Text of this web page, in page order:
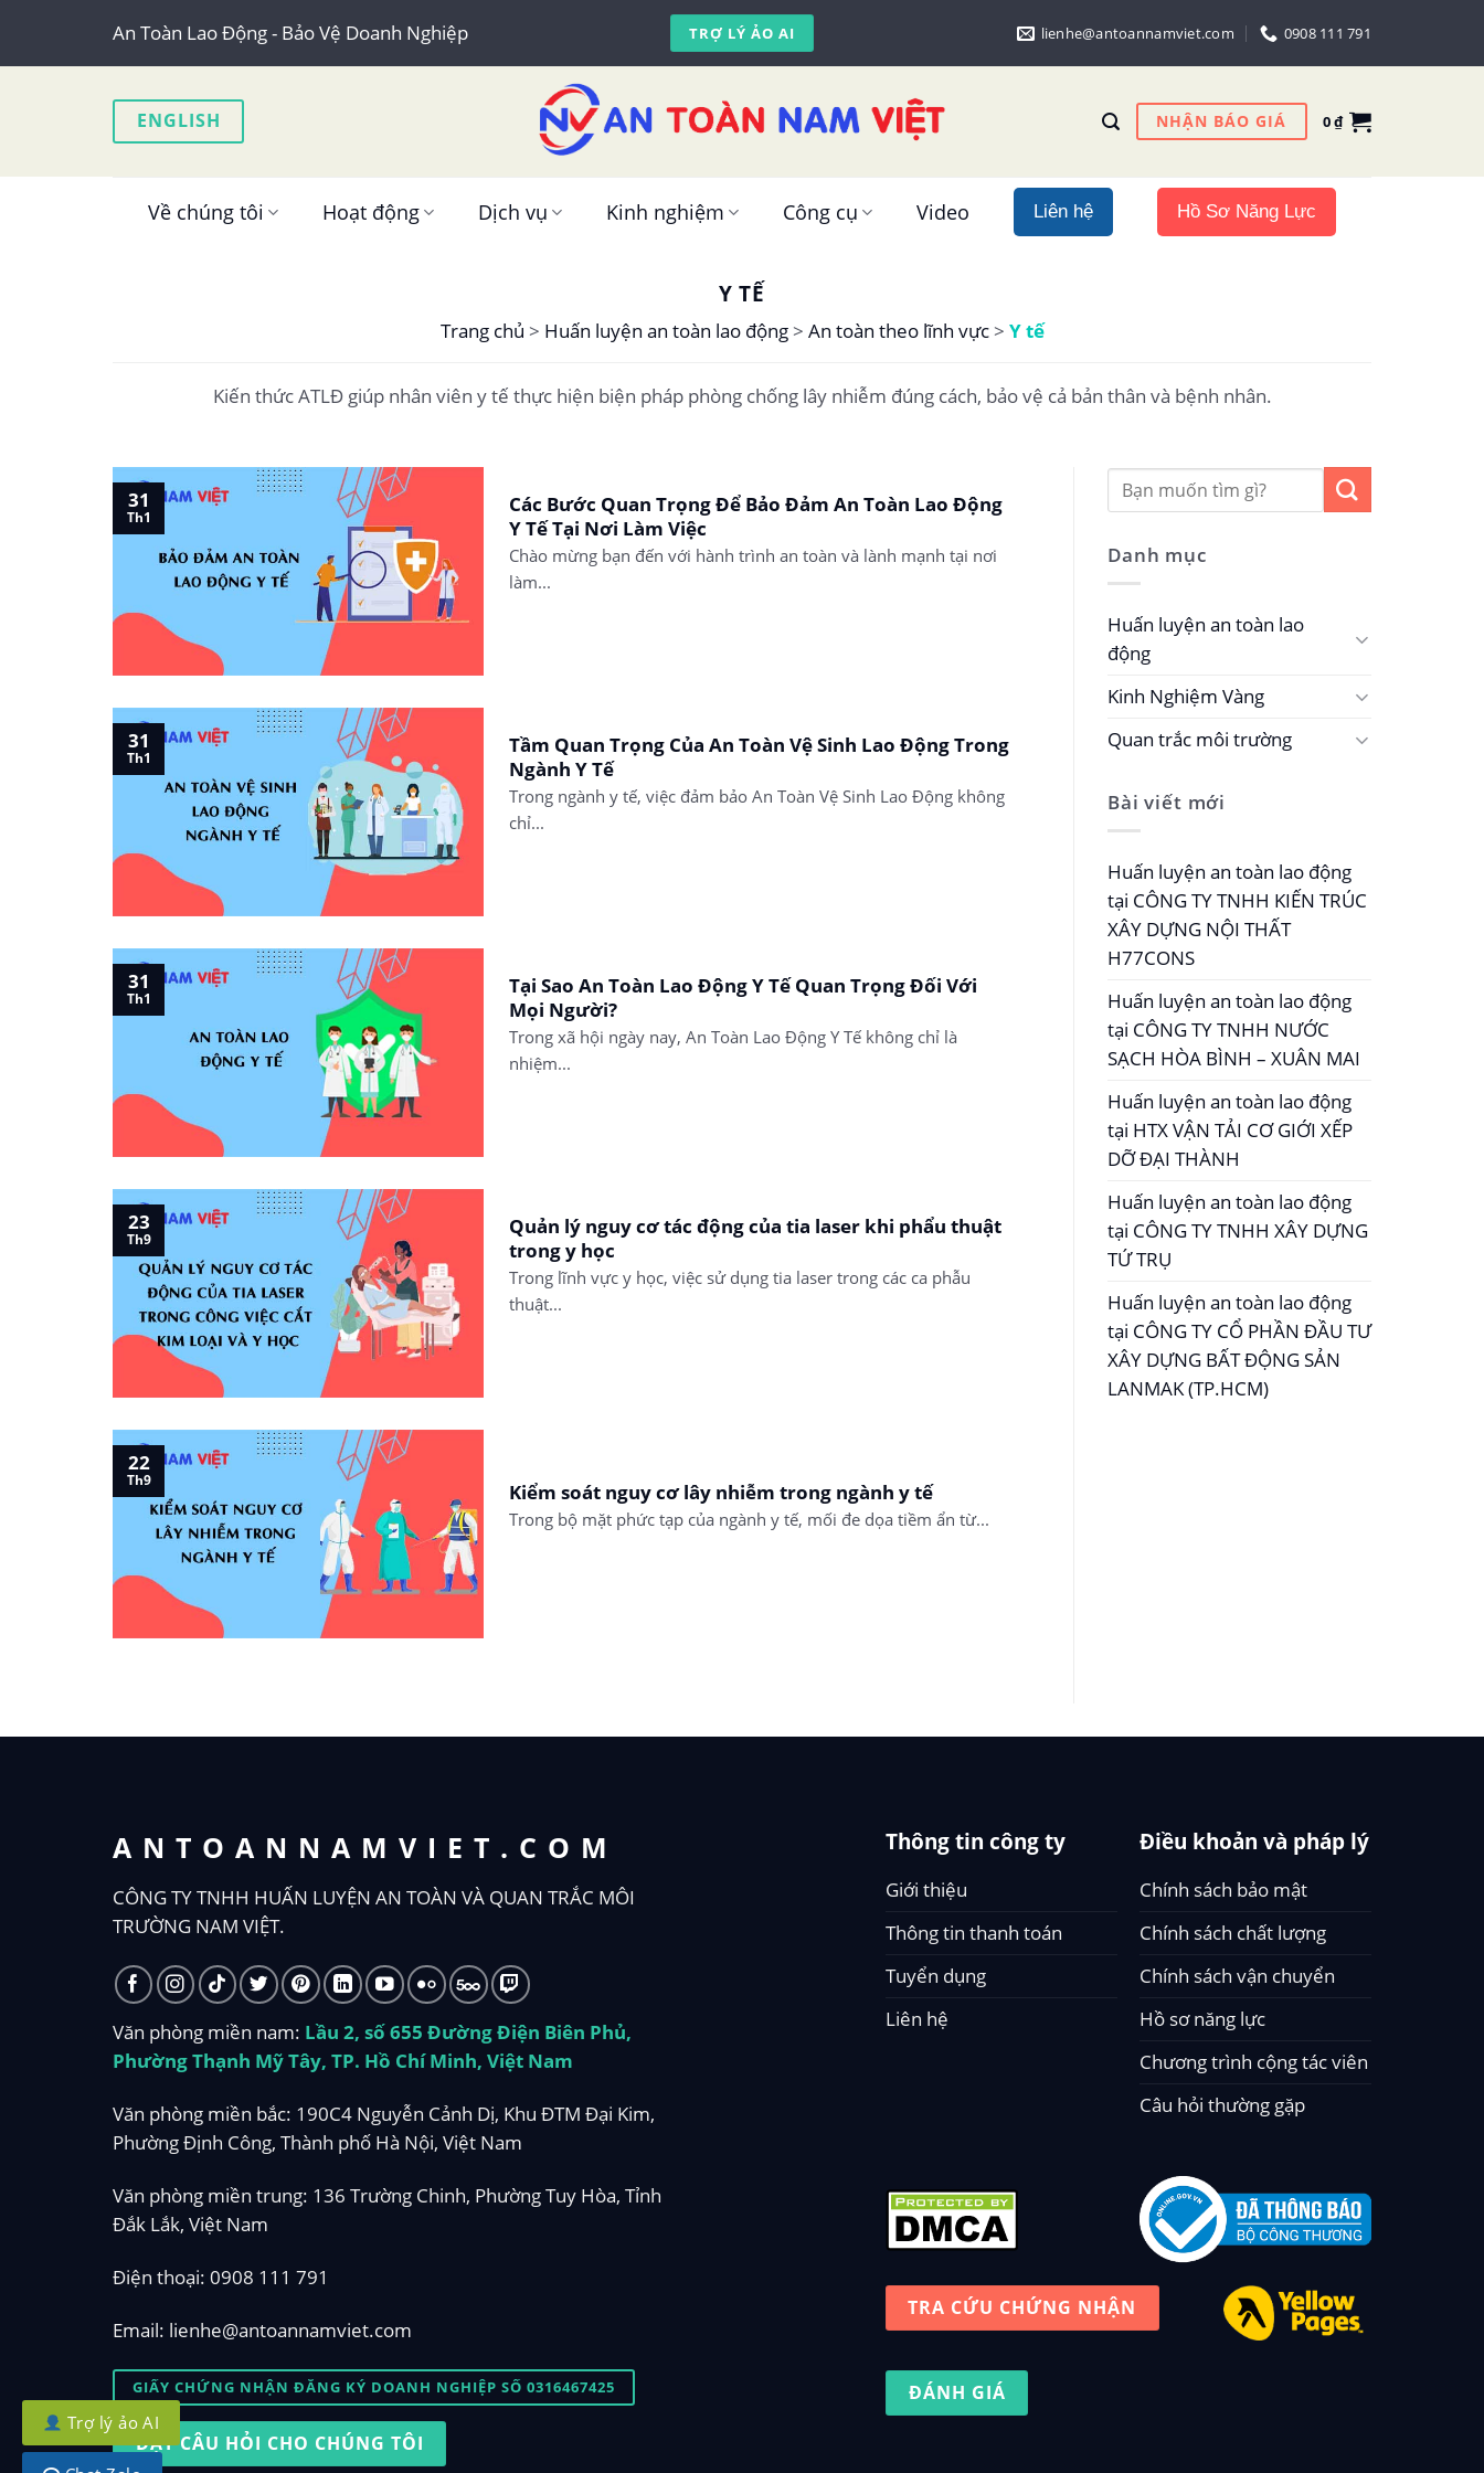
content
An Toàn Lao Động - Bảo Vệ Doanh Nghiệp TRỢ LÝ ẢO AI lienhe@antoannamviet.com 0908 111 791
ENGLISH NHẬN BÁO GIÁ 0₫
Về chúng tôi Hoạt động Dịch vụ Kinh nghiệm Công cụ Video Liên hệ Hồ Sơ Năng Lực
Y TẾ
Trang chủ > Huấn luyện an toàn lao động> An toàn theo lĩnh vực> Y tế
Kiến thức ATLĐ giúp nhân viên y tế thực hiện biện pháp phòng chống lây nhiễm đúng cách, bảo vệ cả bản thân và bệnh nhân.
Các Bước Quan Trọng Để Bảo Đảm An Toàn Lao Động
Y Tế Tại Nơi Làm Việc
Chào mừng bạn đến với hành trình an toàn và lành mạnh tại nơi
làm...
31
Th1
Tầm Quan Trọng Của An Toàn Vệ Sinh Lao Động Trong
Ngành Y Tế
Trong ngành y tế, việc đảm bảo An Toàn Vệ Sinh Lao Động không
chỉ...
31
Th1
Tại Sao An Toàn Lao Động Y Tế Quan Trọng Đối Với
Mọi Người?
Trong xã hội ngày nay, An Toàn Lao Động Y Tế không chỉ là
nhiệm...
31
Th1
Quản lý nguy cơ tác động của tia laser khi phẩu thuật
trong y học
Trong lĩnh vực y học, việc sử dụng tia laser trong các ca phẫu
thuật...
23
Th9
Kiểm soát nguy cơ lây nhiễm trong ngành y tế
Trong bộ mặt phức tạp của ngành y tế, mối đe dọa tiềm ẩn từ...
22
Th9
Danh mục
Huấn luyện an toàn lao
động
Kinh Nghiệm Vàng
Quan trắc môi trường
Bài viết mới
Huấn luyện an toàn lao động
tại CÔNG TY TNHH KIẾN TRÚC
XÂY DỰNG NỘI THẤT
H77CONS
Huấn luyện an toàn lao động
tại CÔNG TY TNHH NƯỚC
SẠCH HÒA BÌNH – XUÂN MAI
Huấn luyện an toàn lao động
tại HTX VẬN TẢI CƠ GIỚI XẾP
DỠ ĐẠI THÀNH
Huấn luyện an toàn lao động
tại CÔNG TY TNHH XÂY DỰNG
TỨ TRỤ
Huấn luyện an toàn lao động
tại CÔNG TY CỔ PHẦN ĐẦU TƯ
XÂY DỰNG BẤT ĐỘNG SẢN
LANMAK (TP.HCM)
ANTOANNAMVIET.COM
CÔNG TY TNHH HUẤN LUYỆN AN TOÀN VÀ QUAN TRẮC MÔI
TRƯỜNG NAM VIỆT.
Văn phòng miền nam: Lầu 2, số 655 Đường Điện Biên Phủ,
Phường Thạnh Mỹ Tây, TP. Hồ Chí Minh, Việt Nam
Văn phòng miền bắc: 190C4 Nguyễn Cảnh Dị, Khu ĐTM Đại Kim,
Phường Định Công, Thành phố Hà Nội, Việt Nam
Văn phòng miền trung: 136 Trường Chinh, Phường Tuy Hòa, Tỉnh
Đắk Lắk, Việt Nam
Điện thoại: 0908 111 791
Email: lienhe@antoannamviet.com
GIẤY CHỨNG NHẬN ĐĂNG KÝ DOANH NGHIỆP SỐ 0316467425
ĐẶT CÂU HỎI CHO CHÚNG TÔI
Thông tin công ty
Giới thiệu
Thông tin thanh toán
Tuyển dụng
Liên hệ
Điều khoản và pháp lý
Chính sách bảo mật
Chính sách chất lượng
Chính sách vận chuyển
Hồ sơ năng lực
Chương trình cộng tác viên
Câu hỏi thường gặp
TRA CỨU CHỨNG NHẬN
ĐÁNH GIÁ
Trợ lý ảo AI